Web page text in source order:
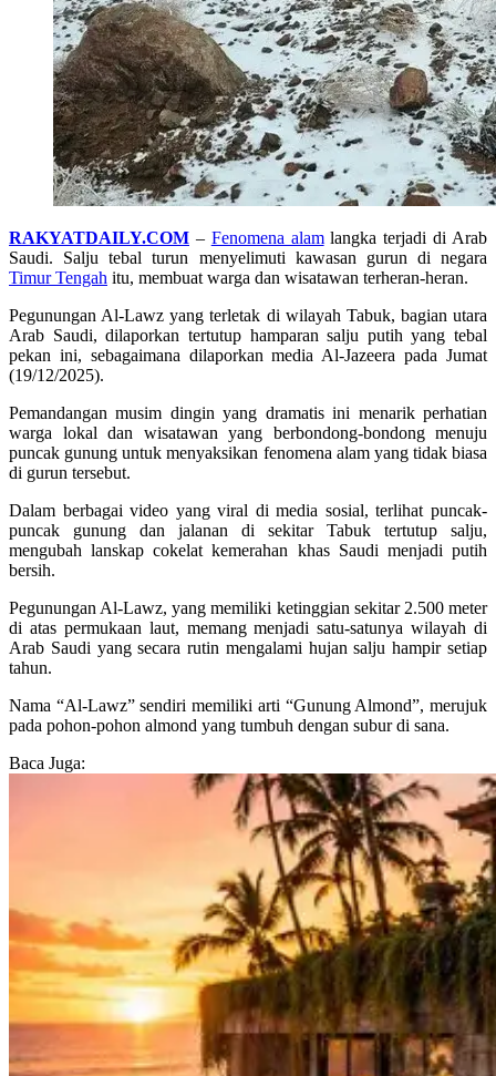
RAKYATDAILY.COM – Fenomena alamlangka terjadi di Arab
Saudi. Salju tebal turun menyelimuti kawasan gurun di negara
Timur Tengah itu, membuat warga dan wisatawan terheran-heran.
Pegunungan Al-Lawz yang terletak di wilayah Tabuk, bagian utara
Arab Saudi, dilaporkan tertutup hamparan salju putih yang tebal
pekan ini, sebagaimana dilaporkan media Al-Jazeera pada Jumat
(19/12/2025).
Pemandangan musim dingin yang dramatis ini menarik perhatian
warga lokal dan wisatawan yang berbondong-bondong menuju
puncak gunung untuk menyaksikan fenomena alam yang tidak biasa
di gurun tersebut.
Dalam berbagai video yang viral di media sosial, terlihat puncak-
puncak gunung dan jalanan di sekitar Tabuk tertutup salju,
mengubah lanskap cokelat kemerahan khas Saudi menjadi putih
bersih.
Pegunungan Al-Lawz, yang memiliki ketinggian sekitar 2.500 meter
di atas permukaan laut, memang menjadi satu-satunya wilayah di
Arab Saudi yang secara rutin mengalami hujan salju hampir setiap
tahun.
Nama “Al-Lawz” sendiri memiliki arti “Gunung Almond”, merujuk
pada pohon-pohon almond yang tumbuh dengan subur di sana.
Baca Juga: